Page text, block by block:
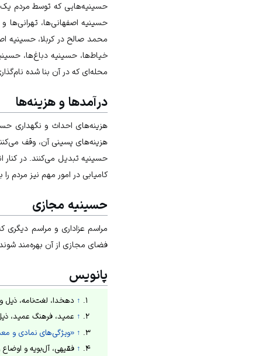
حسینیه‌هایی که توسط مردم یک
حسینیه اصفهانی‌ها، تهرانی‌ها و
محمد صالح در کربلا، حسینیه
خیاط‌ها، حسینیه دباغ‌ها،
محله‌ای که در آن بنا شده
درآمدها و هزینه‌ها
هزینه‌های احداث و نگهداری
هزینه‌های پسینی آن، وقف
حسینیه تبدیل می‌کنند. در کنار
کامیابی در امور مهم نیز مردم
حسینیه مجازی
مراسم عزاداری و مراسم
فضای مجازی از آن بهره‌مند
پانویس
↑ دهخدا، لغت‌نامه، ذیل
↑ عمید، فرهنگ عمید،
↑ «ویژگی‌های نمادی و
↑ فقیهی، آل‌بویه و اوضاع زمان